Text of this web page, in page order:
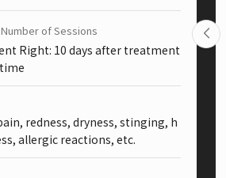
of Sessions
Right: 10 days after treatment
redness, dryness, stinging, h
allergic reactions, etc.